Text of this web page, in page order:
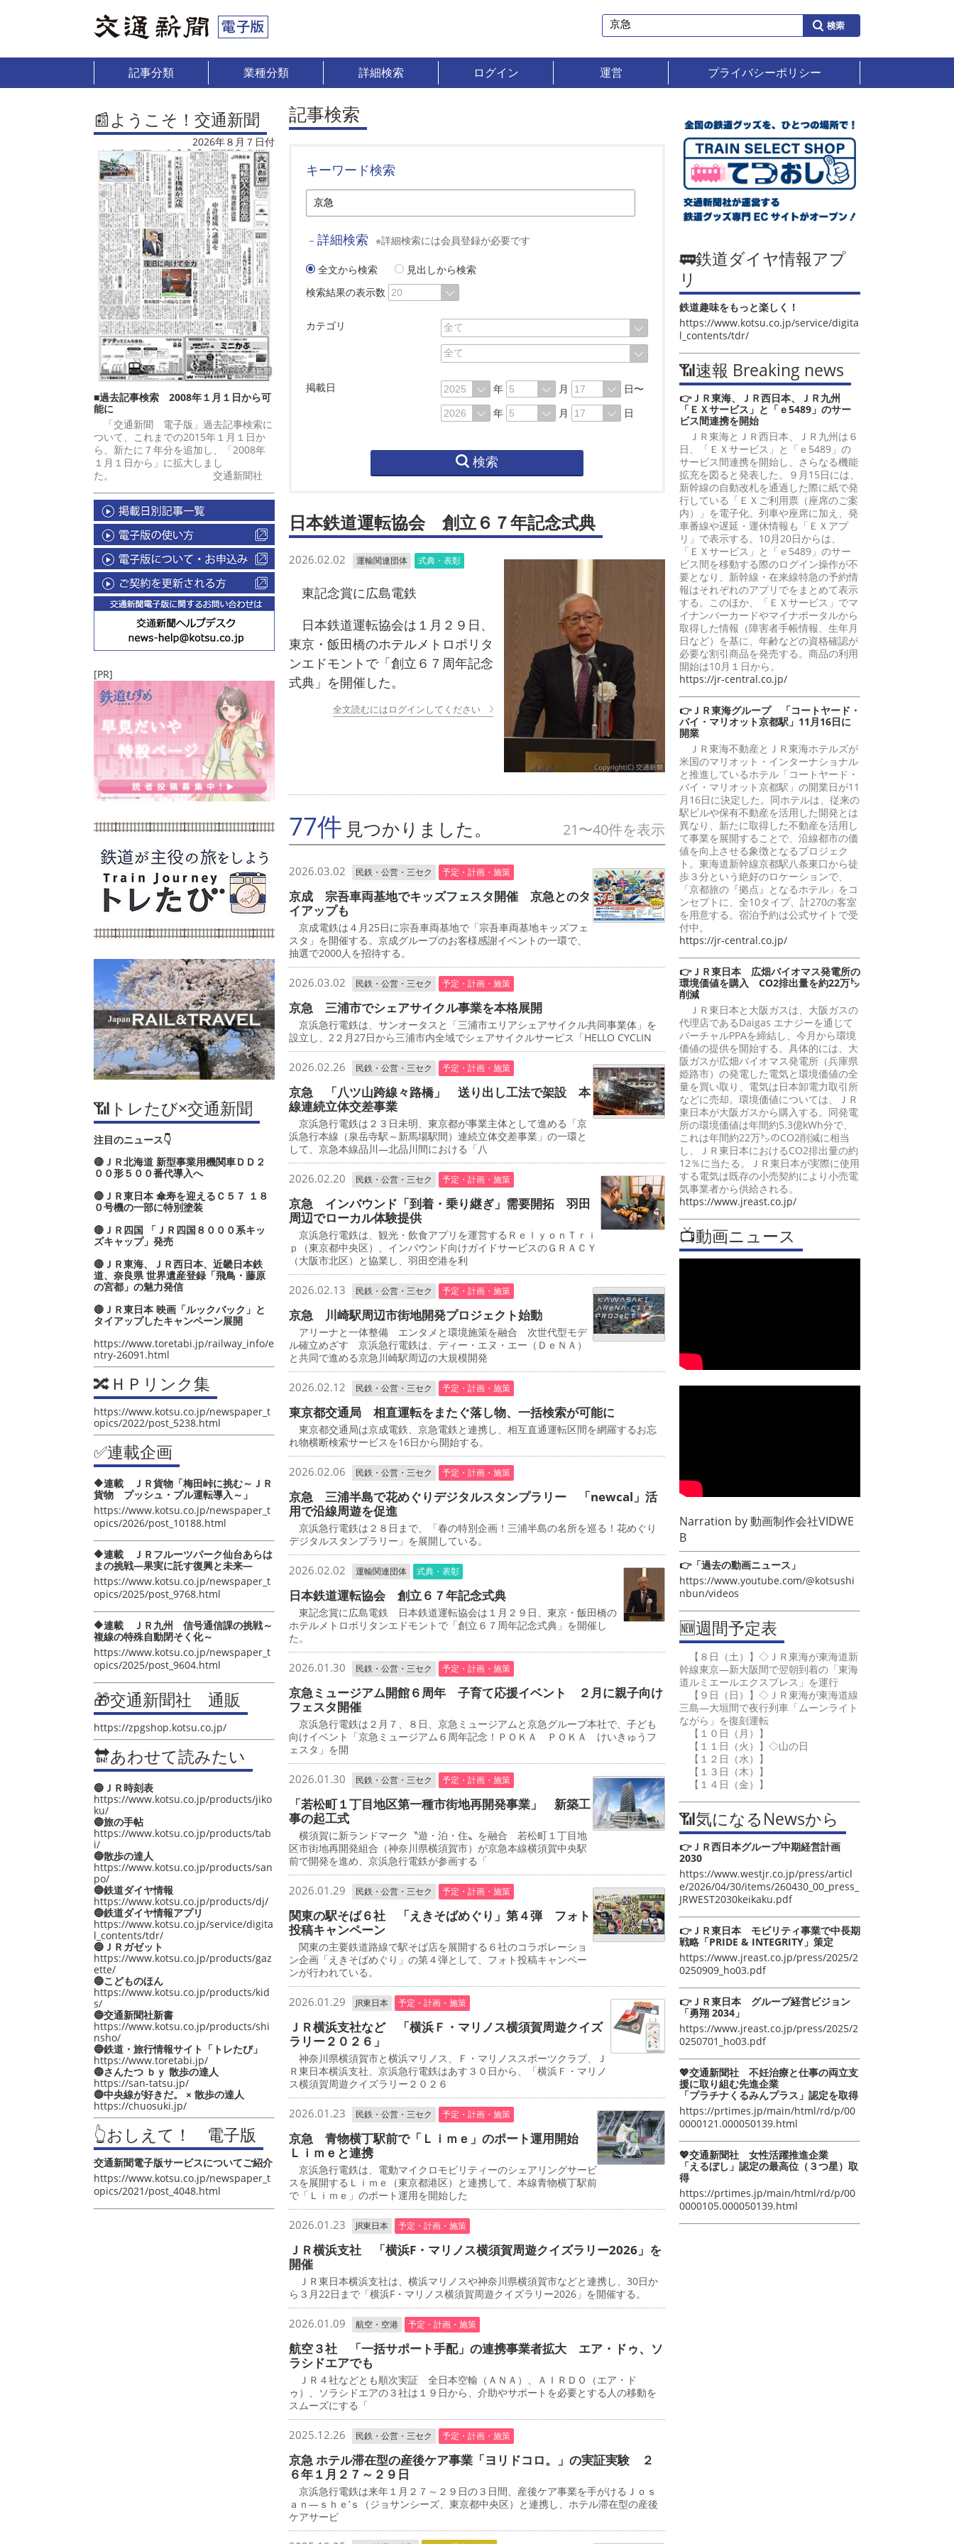
記事分類 業種分類 詳細検索 ログイン 運営 プライバシーポリシー
📰ようこそ！交通新聞
2026年８月７日付
■過去記事検索 2008年１月１日から可
能に
「交通新聞 電子版」過去記事検索に
ついて、これまでの2015年１月１日か
ら、新たに７年分を追加し、「2008年
１月１日から」に拡大しまし
た。 交通新聞社
[PR]
📶トレたび×交通新聞
注目のニュース👇
🔴ＪＲ北海道 新型事業用機関車ＤＤ２
００形５００番代導入へ
🔴ＪＲ東日本 傘寿を迎えるＣ５７ １８
０号機の一部に特別塗装
🔴ＪＲ四国 「ＪＲ四国８０００系キッ
ズキャップ」発売
🔴ＪＲ東海、ＪＲ西日本、近畿日本鉄
道、奈良県 世界遺産登録「飛鳥・藤原
の宮都」の魅力発信
🔴ＪＲ東日本 映画「ルックバック」と
タイアップしたキャンペーン展開
https://www.toretabi.jp/railway_info/e
ntry-26091.html
🔀ＨＰリンク集
https://www.kotsu.co.jp/newspaper_t
opics/2022/post_5238.html
✅連載企画
🔶連載 ＪＲ貨物「梅田峠に挑む～ＪＲ
貨物 プッシュ・プル運転導入～」
https://www.kotsu.co.jp/newspaper_t
opics/2026/post_10188.html
🔶連載 ＪＲフルーツパーク仙台あらは
まの挑戦―果実に託す復興と未来―
https://www.kotsu.co.jp/newspaper_t
opics/2025/post_9768.html
🔶連載 ＪＲ九州 信号通信課の挑戦～
複線の特殊自動閉そく化～
https://www.kotsu.co.jp/newspaper_t
opics/2025/post_9604.html
🎁交通新聞社 通販
https://zpgshop.kotsu.co.jp/
🔛あわせて読みたい
🔵ＪＲ時刻表
https://www.kotsu.co.jp/products/jiko
ku/
🔵旅の手帖
https://www.kotsu.co.jp/products/tab
i/
🔵散歩の達人
https://www.kotsu.co.jp/products/san
po/
🔵鉄道ダイヤ情報
https://www.kotsu.co.jp/products/dj/
🔵鉄道ダイヤ情報アプリ
https://www.kotsu.co.jp/service/digita
l_contents/tdr/
🔵ＪＲガゼット
https://www.kotsu.co.jp/products/gaz
ette/
🔵こどものほん
https://www.kotsu.co.jp/products/kid
s/
🔵交通新聞社新書
https://www.kotsu.co.jp/products/shi
nsho/
🔵鉄道・旅行情報サイト「トレたび」
https://www.toretabi.jp/
🔵さんたつ ｂｙ 散歩の達人
https://san-tatsu.jp/
🔵中央線が好きだ。 × 散歩の達人
https://chuosuki.jp/
👆おしえて！ 電子版
交通新聞電子版サービスについてご紹介
https://www.kotsu.co.jp/newspaper_t
opics/2021/post_4048.html
記事検索
キーワード検索
－ 詳細検索 ※詳細検索には会員登録が必要です
全文から検索
見出しから検索
検索結果の表示数
カテゴリ
掲載日 年 月
日〜
年
月 日
検索
日本鉄道運転協会 創立６７年記念式典
2026.02.02 運輸関連団体 式典・表彰
東記念賞に広島電鉄
日本鉄道運転協会は１月２９日、
東京・飯田橋のホテルメトロポリタ
ンエドモントで「創立６７周年記念
式典」を開催した。
全文読むにはログインしてください
77件 見つかりました。 21〜40件を表示
2026.03.02 民鉄・公営・三セク 予定・計画・施策
京成 宗吾車両基地でキッズフェスタ開催 京急とのタ
イアップも
京成電鉄は４月25日に宗吾車両基地で「宗吾車両基地キッズフェ
スタ」を開催する。京成グループのお客様感謝イベントの一環で、
抽選で2000人を招待する。
2026.03.02 民鉄・公営・三セク 予定・計画・施策
京急 三浦市でシェアサイクル事業を本格展開
京浜急行電鉄は、サンオータスと「三浦市エリアシェアサイクル共同事業体」を
設立し、2２月27日から三浦市内全域でシェアサイクルサービス「HELLO CYCLIN
2026.02.26 民鉄・公営・三セク 予定・計画・施策
京急 「八ツ山跨線々路橋」 送り出し工法で架設 本
線連続立体交差事業
京浜急行電鉄は２３日未明、東京都が事業主体として進める「京
浜急行本線（泉岳寺駅～新馬場駅間）連続立体交差事業」の一環と
して、京急本線品川―北品川間における「八
2026.02.20 民鉄・公営・三セク 予定・計画・施策
京急 インバウンド「到着・乗り継ぎ」需要開拓 羽田
周辺でローカル体験提供
京浜急行電鉄は、観光・飲食アプリを運営するＲｅｌｙｏｎＴｒｉ
ｐ（東京都中央区）、インバウンド向けガイドサービスのＧＲＡＣＹ
（大阪市北区）と協業し、羽田空港を利
2026.02.13 民鉄・公営・三セク 予定・計画・施策
京急 川崎駅周辺市街地開発プロジェクト始動
アリーナと一体整備 エンタメと環境施策を融合 次世代型モデ
ル確立めざす 京浜急行電鉄は、ディー・エヌ・エー（ＤｅＮＡ）
と共同で進める京急川崎駅周辺の大規模開発
2026.02.12 民鉄・公営・三セク 予定・計画・施策
東京都交通局 相直運転をまたぐ落し物、一括検索が可能に
東京都交通局は京成電鉄、京急電鉄と連携し、相互直通運転区間を網羅するお忘
れ物横断検索サービスを16日から開始する。
2026.02.06 民鉄・公営・三セク 予定・計画・施策
京急 三浦半島で花めぐりデジタルスタンプラリー 「newcal」活
用で沿線周遊を促進
京浜急行電鉄は２８日まで、「春の特別企画！三浦半島の名所を巡る！花めぐり
デジタルスタンプラリー」を展開している。
2026.02.02 運輸関連団体 式典・表彰
日本鉄道運転協会 創立６７年記念式典
東記念賞に広島電鉄 日本鉄道運転協会は１月２９日、東京・飯田橋の
ホテルメトロポリタンエドモントで「創立６７周年記念式典」を開催し
た。
2026.01.30 民鉄・公営・三セク 予定・計画・施策
京急ミュージアム開館６周年 子育て応援イベント ２月に親子向け
フェスタ開催
京浜急行電鉄は２月７、８日、京急ミュージアムと京急グループ本社で、子ども
向けイベント「京急ミュージアム６周年記念！ＰＯＫＡ ＰＯＫＡ けいきゅうフ
ェスタ」を開
2026.01.30 民鉄・公営・三セク 予定・計画・施策
「若松町１丁目地区第一種市街地再開発事業」 新築工
事の起工式
横須賀に新ランドマーク〝遊・泊・住〟を融合 若松町１丁目地
区市街地再開発組合（神奈川県横須賀市）が京急本線横須賀中央駅
前で開発を進め、京浜急行電鉄が参画する「
2026.01.29 民鉄・公営・三セク 予定・計画・施策
関東の駅そば６社 「えきそばめぐり」第４弾 フォト
投稿キャンペーン
関東の主要鉄道路線で駅そば店を展開する６社のコラボレーショ
ン企画「えきそばめぐり」の第４弾として、フォト投稿キャンペー
ンが行われている。
2026.01.29 JR東日本 予定・計画・施策
ＪＲ横浜支社など 「横浜Ｆ・マリノス横須賀周遊クイズ
ラリー２０２６」
神奈川県横須賀市と横浜マリノス、Ｆ・マリノススポーツクラブ、Ｊ
Ｒ東日本横浜支社、京浜急行電鉄はあす３０日から、「横浜Ｆ・マリノ
ス横須賀周遊クイズラリー２０２６
2026.01.23 民鉄・公営・三セク 予定・計画・施策
京急 青物横丁駅前で「Ｌｉｍｅ」のポート運用開始
Ｌｉｍｅと連携
京浜急行電鉄は、電動マイクロモビリティーのシェアリングサービ
スを展開するＬｉｍｅ（東京都港区）と連携して、本線青物横丁駅前
で「Ｌｉｍｅ」のポート運用を開始した
2026.01.23 JR東日本 予定・計画・施策
ＪＲ横浜支社 「横浜F・マリノス横須賀周遊クイズラリー2026」を
開催
ＪＲ東日本横浜支社は、横浜マリノスや神奈川県横須賀市などと連携し、30日か
ら３月22日まで「横浜F・マリノス横須賀周遊クイズラリー2026」を開催する。
2026.01.09 航空・空港 予定・計画・施策
航空３社 「一括サポート手配」の連携事業者拡大 エア・ドゥ、ソ
ラシドエアでも
ＪＲ４社などとも順次実証 全日本空輸（ＡＮＡ）、ＡＩＲＤＯ（エア・ド
ゥ）、ソラシドエアの３社は１９日から、介助やサポートを必要とする人の移動を
スムーズにする「
2025.12.26 民鉄・公営・三セク 予定・計画・施策
京急 ホテル滞在型の産後ケア事業「ヨリドコロ。」の実証実験 ２
６年１月２７～２９日
京浜急行電鉄は来年１月２７～２９日の３日間、産後ケア事業を手がけるＪｏｓ
ａｎ―ｓｈｅ’ｓ（ジョサンシーズ、東京都中央区）と連携し、ホテル滞在型の産後
ケアサービ
🚃鉄道ダイヤ情報アプ
リ
鉄道趣味をもっと楽しく！
https://www.kotsu.co.jp/service/digita
l_contents/tdr/
📶速報 Breaking news
👉ＪＲ東海、ＪＲ西日本、ＪＲ九州
「ＥＸサービス」と「ｅ5489」のサー
ビス間連携を開始
ＪＲ東海とＪＲ西日本、ＪＲ九州は６
日、「ＥＸサービス」と「ｅ5489」の
サービス間連携を開始し、さらなる機能
拡充を図ると発表した。９月15日には、
新幹線の自動改札を通過した際に紙で発
行している「ＥＸご利用票（座席のご案
内）」を電子化。列車や座席に加え、発
車番線や遅延・運休情報も「ＥＸアプ
リ」で表示する。10月20日からは、
「ＥＸサービス」と「ｅ5489」のサー
ビス間を移動する際のログイン操作が不
要となり、新幹線・在来線特急の予約情
報はそれぞれのアプリでをまとめて表示
する。このほか、「ＥＸサービス」でマ
イナンバーカードやマイナポータルから
取得した情報（障害者手帳情報、生年月
日など）を基に、年齢などの資格確認が
必要な割引商品を発売する。商品の利用
開始は10月１日から。
https://jr-central.co.jp/
👉ＪＲ東海グループ 「コートヤード・
バイ・マリオット京都駅」11月16日に
開業
ＪＲ東海不動産とＪＲ東海ホテルズが
米国のマリオット・インターナショナル
と推進しているホテル「コートヤード・
バイ・マリオット京都駅」の開業日が11
月16日に決定した。同ホテルは、従来の
駅ビルや保有不動産を活用した開発とは
異なり、新たに取得した不動産を活用し
て事業を展開することで、沿線都市の価
値を向上させる象徴となるプロジェク
ト。東海道新幹線京都駅八条東口から徒
歩３分という絶好のロケーションで、
「京都旅の『拠点』となるホテル」をコ
ンセプトに、全10タイプ、計270の客室
を用意する。宿泊予約は公式サイトで受
付中。
https://jr-central.co.jp/
👉ＪＲ東日本 広畑バイオマス発電所の
環境価値を購入 CO2排出量を約22万㌧
削減
ＪＲ東日本と大阪ガスは、大阪ガスの
代理店であるDaigas エナジーを通じて
バーチャルPPAを締結し、今月から環境
価値の提供を開始する。具体的には、大
阪ガスが広畑バイオマス発電所（兵庫県
姫路市）の発電した電気と環境価値の全
量を買い取り、電気は日本卸電力取引所
などに売却。環境価値については、ＪＲ
東日本が大阪ガスから購入する。同発電
所の環境価値は年間約5.3億kWh分で、
これは年間約22万㌧のCO2削減に相当
し、ＪＲ東日本におけるCO2排出量の約
12％に当たる。ＪＲ東日本が実際に使用
する電気は既存の小売契約により小売電
気事業者から供給される。
https://www.jreast.co.jp/
📺動画ニュース
Narration by動画制作会社VIDWE
B
👉「過去の動画ニュース」
https://www.youtube.com/@kotsushi
nbun/videos
🆕週間予定表
【８日（土）】◇ＪＲ東海が東海道新
幹線東京―新大阪間で翌朝到着の「東海
道ルミエールエクスプレス」を運行
【９日（日）】◇ＪＲ東海が東海道線
三島―大垣間で夜行列車「ムーンライト
ながら」を復刻運転
【１０日（月）】
【１１日（火）】◇山の日
【１２日（水）】
【１３日（木）】
【１４日（金）】
📶気になるNewsから
👉ＪＲ西日本グループ中期経営計画
2030
https://www.westjr.co.jp/press/articl
e/2026/04/30/items/260430_00_press_
JRWEST2030keikaku.pdf
👉ＪＲ東日本 モビリティ事業で中長期
戦略「PRIDE & INTEGRITY」策定
https://www.jreast.co.jp/press/2025/2
0250909_ho03.pdf
👉ＪＲ東日本 グループ経営ビジョン
「勇翔 2034」
https://www.jreast.co.jp/press/2025/2
0250701_ho03.pdf
💖交通新聞社 不妊治療と仕事の両立支
援に取り組む先進企業
「プラチナくるみんプラス」認定を取得
https://prtimes.jp/main/html/rd/p/00
0000121.000050139.html
💖交通新聞社 女性活躍推進企業
「えるぼし」認定の最高位（３つ星）取
得
https://prtimes.jp/main/html/rd/p/00
0000105.000050139.html